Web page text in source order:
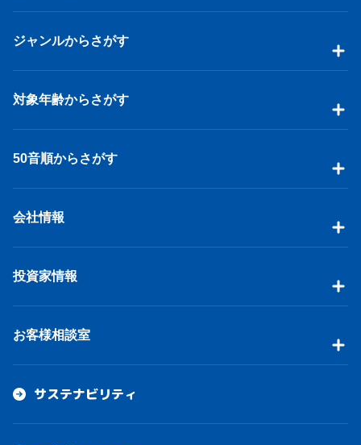
ジャンルからさがす
対象年齢からさがす
50音順からさがす
会社情報
投資家情報
お客様相談室
サステナビリティ